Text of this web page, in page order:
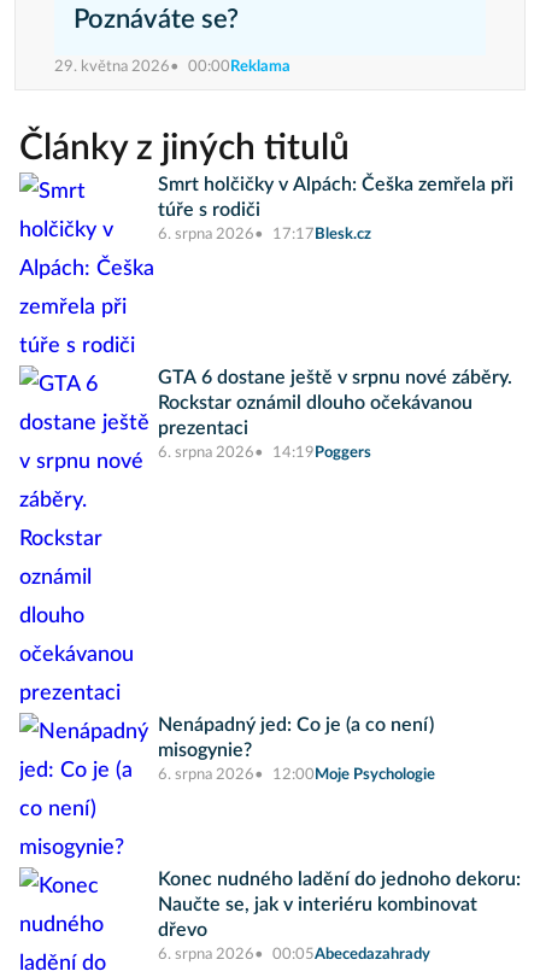
Poznáváte se?
29. května 2026 00:00 Reklama
Články z jiných titulů
Smrt holčičky v Alpách: Češka zemřela při
túře s rodiči
6. srpna 2026 17:17 Blesk.cz
GTA 6 dostane ještě v srpnu nové záběry.
Rockstar oznámil dlouho očekávanou
prezentaci
6. srpna 2026 14:19 Poggers
Nenápadný jed: Co je (a co není)
misogynie?
6. srpna 2026 12:00 Moje Psychologie
Konec nudného ladění do jednoho dekoru:
Naučte se, jak v interiéru kombinovat
dřevo
6. srpna 2026 00:05Abecedazahrady